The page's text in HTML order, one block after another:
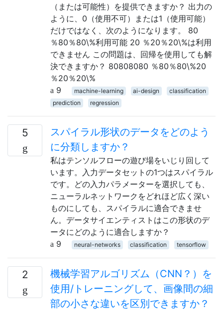
（または可能性）を提供できますか？ 出力の
ように、0（使用不可）または1（使用可能）
だけではなく、次のようになります。 80
％80％80\%利用可能 20 ％20％20\%は利用
できません この問題は、回帰を使用しても解
決できますか？ 80808080 ％80％80\%20
％20％20\%
9
machine-learning ai-design
classification
prediction
regression
5
スパイラル形状のデータをどのよう
に分類しますか？
私はテンソルフローの遊び場をいじり回して
います。入力データセットの1つはスパイラル
です。どの入力パラメーターを選択しても、
ニューラルネットワークをどれほど広く深い
ものにしても、スパイラルに適合できませ
ん。データサイエンティストはこの形状のデ
ータにどのように適合しますか？
9
neural-networks classification tensorflow
2
機械学習アルゴリズム（CNN？）を
使用/トレーニングして、画像間の細
部の小さな違いを区別できますか？